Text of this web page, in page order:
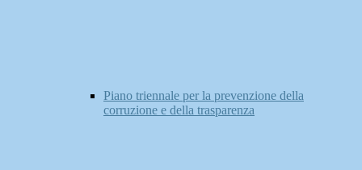
Piano triennale per la prevenzione della
corruzione e della trasparenza